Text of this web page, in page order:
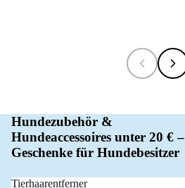
Hundezubehör &
Hundeaccessoires unter 20 € –
Geschenke für Hundebesitzer
Tierhaarentferner